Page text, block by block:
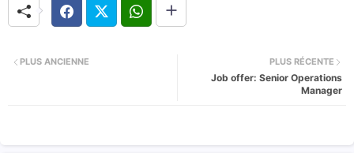
PLUS RÉCENTE
Job offer: Senior Operations
Manager
PLUS ANCIENNE